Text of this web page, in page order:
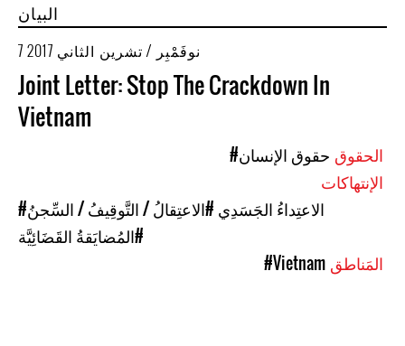
البيان
7 نوفَمْبِر / تشرين الثاني 2017
Joint Letter: Stop The Crackdown In
Vietnam
#حقوق الإنسان
#الاعتِداءُ الجَسَدِي #الاعتِقالُ / التَّوقِيفُ / السِّجنُ
#المُضايَقةُ القَضَائِيَّة
#Vietnam